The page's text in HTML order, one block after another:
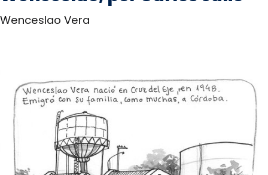
Wenceslao Vera